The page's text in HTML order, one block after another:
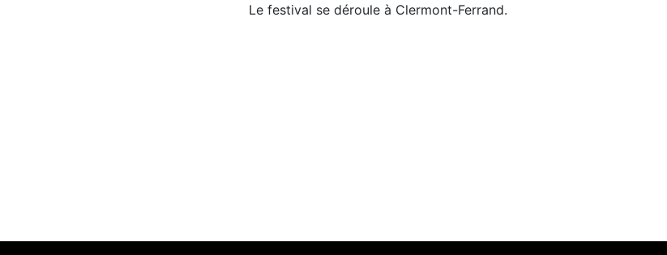
Le festival se déroule à Clermont-Ferrand.